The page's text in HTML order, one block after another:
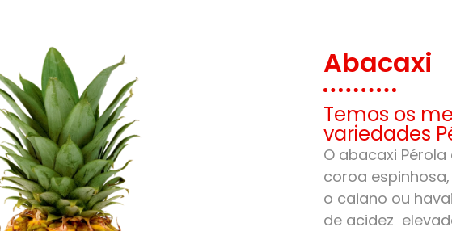
Abacaxi
Temos os
variedades
O abacaxi
coroa
o caiano ou
de acidez